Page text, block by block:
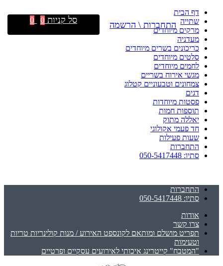
דף הבית
שתייה
מרקים מיוחדים
מעדניה
כריכונים בשרים מיוחדים
סלטים מיוחדים
לחמים מיוחדים
מגשי אירוח בשריים
צמחונים וטבעוניים קטלוג
דגים
פסטות מיוחדות
תוספות חמות
יאללה מתוק
חד פעמי אקולוגי
שעות פעילות
התחברות
סתיו: 050-5417448
התחברות
סתיו: 050-5417448
אודות
צרו קשר
תפריט מושלם ומותאם לקונספט האירוע / מנות קולינריות טריות
וטעימות
"המטבח" קייטרינג איכותי לאירועים עסקיים ופרטיים
התחברות \ הרשמה סל קניות 0
0